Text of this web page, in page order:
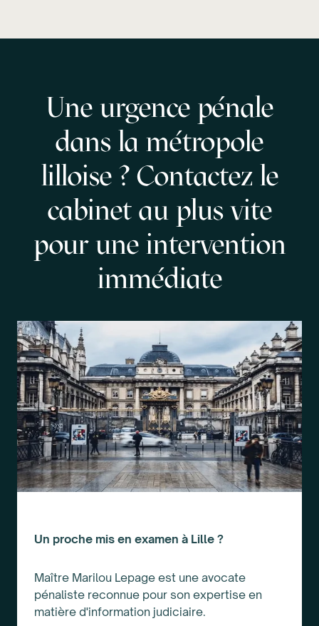
Une urgence pénale
dans la métropole
lilloise ? Contactez le
cabinet au plus vite
pour une intervention
immédiate
Un proche mis en examen à Lille ?
Maître Marilou Lepage est une avocate
pénaliste reconnue pour son expertise en
matière d'information judiciaire.